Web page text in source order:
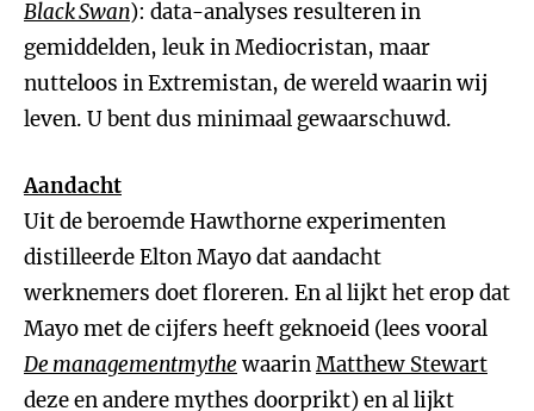
Black Swan): data-analyses resulteren in
gemiddelden, leuk in Mediocristan, maar
nutteloos in Extremistan, de wereld waarin wij
leven. U bent dus minimaal gewaarschuwd.
Aandacht
Uit de beroemde Hawthorne experimenten
distilleerde Elton Mayo dat aandacht
werknemers doet floreren. En al lijkt het erop dat
Mayo met de cijfers heeft geknoeid (lees vooral
De managementmythe waarinMatthew Stewart
deze en andere mythes doorprikt) en al lijkt